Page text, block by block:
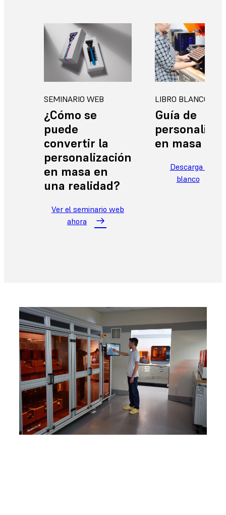
SEMINARIO WEB
¿Cómo se
puede
convertir la
personalización
en masa en
una realidad?
Ver el seminario web
ahora
LIBRO BLANCO
Guía de
en masa
Descarga el
blanco